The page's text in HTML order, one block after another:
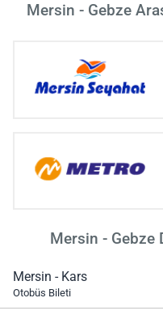
Mersin - Gebze
Mersin - Gebze
Mersin - Kars
Otobüs Bileti